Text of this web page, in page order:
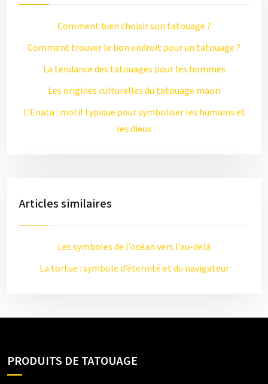
Comment bien choisir son tatouage ?
Comment trouver le bon endroit pour un tatouage ?
La tendance des tatouages pour les hommes
Les origines culturelles du tatouage maori
L’Enata : motif typique pour symboliser les humains et
les dieux
Articles similaires
Les symboles de l’océan vers l’au-delà
La tortue : symbole d’éternité et du navigateur
PRODUITS DE TATOUAGE